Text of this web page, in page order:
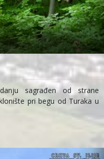
sagrađen od strane
pri begu od Turaka u